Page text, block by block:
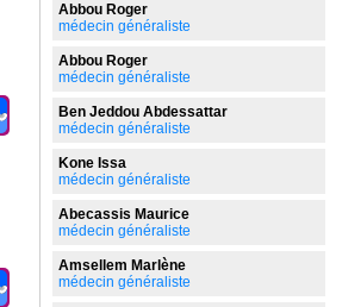
Abbou Roger
médecin généraliste
Abbou Roger
médecin généraliste
Ben Jeddou Abdessattar
médecin généraliste
Kone Issa
médecin généraliste
Abecassis Maurice
médecin généraliste
Amsellem Marlène
médecin généraliste